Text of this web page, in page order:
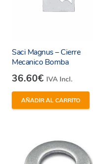
Saci Magnus – Cierre
Mecanico Bomba
36.60€ IVA Incl.
AÑADIR AL CARRITO